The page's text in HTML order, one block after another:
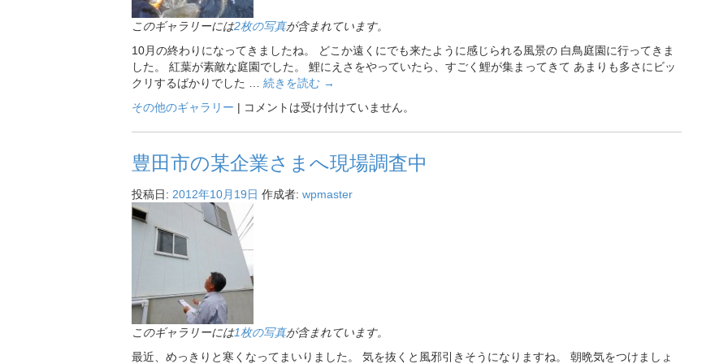
このギャラリーには2枚の写真が含まれています。
10月の終わりになってきましたね。 どこか遠くにでも来たように感じられる風景の 白鳥庭園に行ってきま
した。 紅葉が素敵な庭園でした。 鯉にえさをやっていたら、すごく鯉が集まってきて あまりも多さにビッ
クリするばかりでした … 続きを読む →
その他のギャラリー | コメントは受け付けていません。
豊田市の某企業さまへ現場調査中
投稿日: 2012年10月19日 作成者: wpmaster
このギャラリーには1枚の写真が含まれています。
最近、めっきりと寒くなってまいりました。 気を抜くと風邪引きそうになりますね。 朝晩気をつけましょ